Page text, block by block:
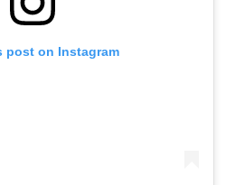
post on Instagram